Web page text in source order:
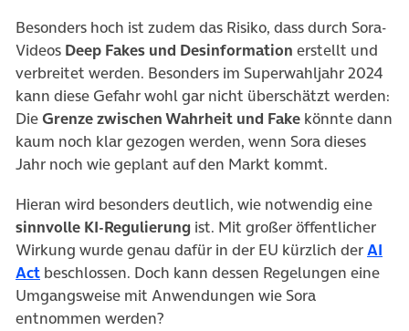
Besonders hoch ist zudem das Risiko, dass durch Sora-
Videos Deep Fakes und Desinformation erstellt und
verbreitet werden. Besonders im Superwahljahr 2024
kann diese Gefahr wohl gar nicht überschätzt werden:
DieGrenze zwischen Wahrheit und Fake könnte dann
kaum noch klar gezogen werden, wenn Sora dieses
Jahr noch wie geplant auf den Markt kommt.
Hieran wird besonders deutlich, wie notwendig eine
sinnvolle KI-Regulierung ist. Mit großer öffentlicher
Wirkung wurde genau dafür in der EU kürzlich derAI
Act(öffnet in neuem Tab)
beschlossen. Doch kann dessen Regelungen eine
Umgangsweise mit Anwendungen wie Sora
entnommen werden?